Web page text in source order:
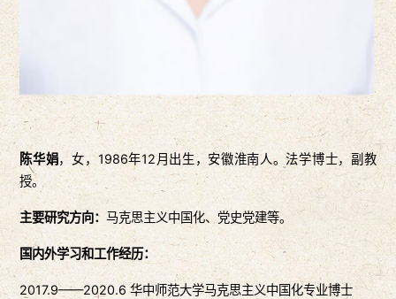
陈华娟，女，1986年12月出生，安徽淮南人。法学博士，副教
授。
主要研究方向：马克思主义中国化、党史党建等。
国内外学习和工作经历：
2017.9——2020.6 华中师范大学马克思主义中国化专业博士